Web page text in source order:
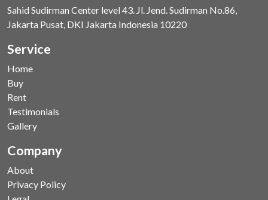
Sahid Sudirman Center level 43. Jl. Jend. Sudirman No.86,
Jakarta Pusat, DKI Jakarta Indonesia 10220
Service
Home
Buy
Rent
Testimonials
Gallery
Company
About
Privacy Policy